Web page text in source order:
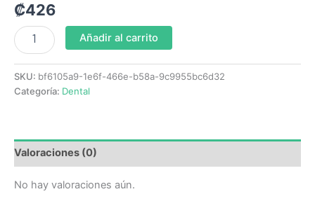
₡426
Añadir al carrito
SKU: bf6105a9-1e6f-466e-b58a-9c9955bc6d32
Categoría: Dental
Valoraciones (0)
No hay valoraciones aún.